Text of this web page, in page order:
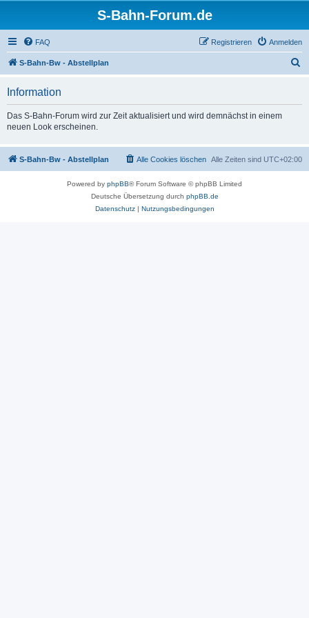
S-Bahn-Forum.de
FAQ Anmelden
Registrieren
S-Bahn-Bw - Abstellplan
Information
Das S-Bahn-Forum wird zur Zeit aktualisiert und wird demnächst in einem
neuen Look erscheinen.
S-Bahn-Bw - Abstellplan Alle Zeiten sind UTC+02:00
Alle Cookies löschen
Powered by phpBB® Forum Software © phpBB Limited
Deutsche Übersetzung durch phpBB.de
Datenschutz| Nutzungsbedingungen